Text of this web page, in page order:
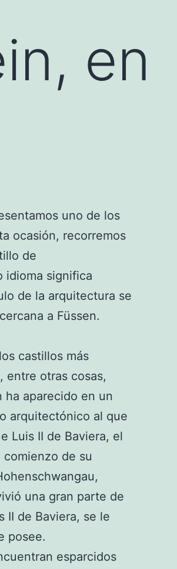
en
uno de los
ocasión, recorremos
de
idioma significa
de la arquitectura se
a Füssen.
castillos más
entre otras cosas,
aparecido en un
arquitectónico al que
Luis II de Baviera, el
de su
una gran parte de
II de Baviera, se le
posee.
esparcidos